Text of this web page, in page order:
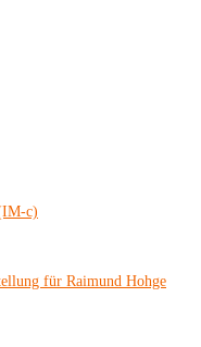
c)
für Raimund Hohge